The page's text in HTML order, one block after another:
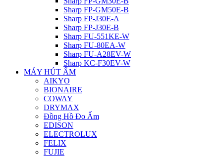
Sharp FP-GM50E-B
Sharp FP-J30E-A
Sharp FP-J30E-B
Sharp FU-551KE-W
Sharp FU-80EA-W
Sharp FU-A28EV-W
Sharp KC-F30EV-W
MÁY HÚT ẨM
AIKYO
BIONAIRE
COWAY
DRYMAX
Đồng Hồ Đo Ẩm
EDISON
ELECTROLUX
FELIX
FUJIE